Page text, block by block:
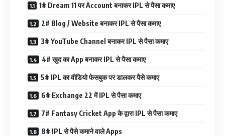
1# Dream 11 पर Account बनाकर IPL से पैसा कमाए
2# Blog / Website बनाकर IPL से पैसा कमाए
3# YouTube Channel बनाकर IPL से पैसा कमाए
4# खुद का App बनाकर IPL से पैसा कमाए
5# IPL का वीडियो फेसबुक पर डालकर पैसे कमाए
6# Exchange 22 में IPL से पैसा कमाए
7# Fantasy Cricket App के द्वारा IPL से पैसा कमाए
8# IPL से पैसे कमाने वाले Apps